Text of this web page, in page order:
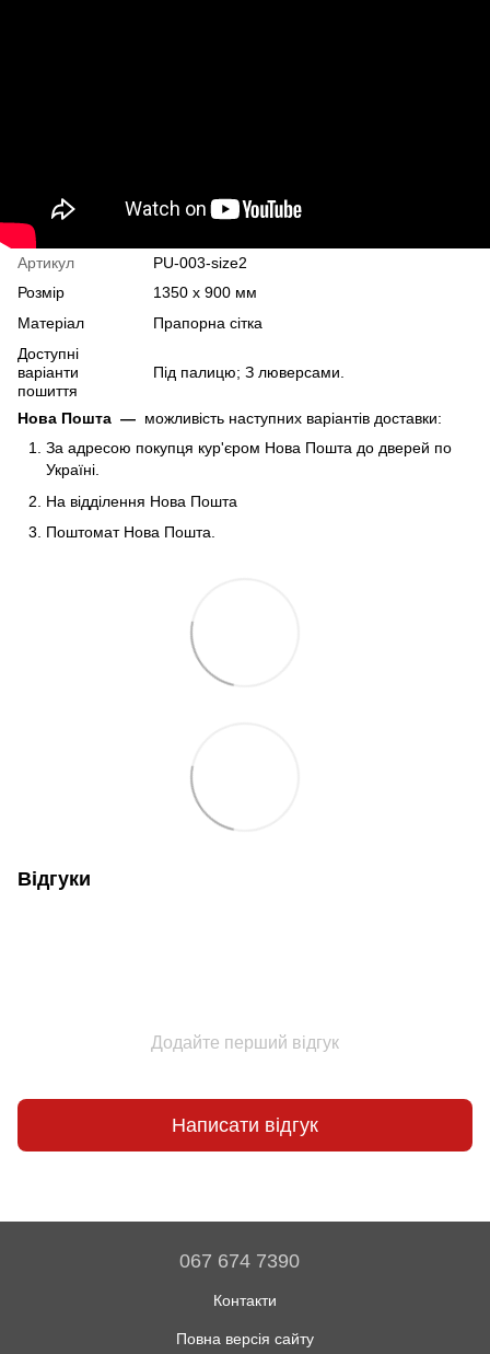
Артикул
PU-003-size2
Розмір
1350 х 900 мм
Матеріал
Прапорна сітка
Доступні
варіанти
пошиття
Під палицю; З люверсами.
Нова Пошта — можливість наступних варіантів доставки:
За адресою покупця кур'єром Нова Пошта до дверей по
Україні.
На відділення Нова Пошта
Поштомат Нова Пошта.
Відгуки
Додайте перший відгук
Написати відгук
067 674 7390
Контакти
Повна версія сайту